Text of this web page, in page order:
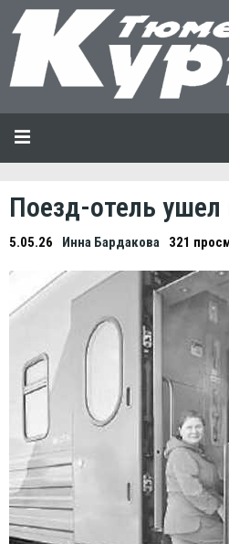
Поезд-отель ушел
5.05.26 Инна Бардакова 321